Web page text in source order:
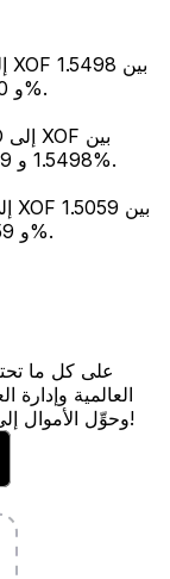
و 1.5620. كان المتوسط 1.5543 مع تقلبات 0.31%.
1.5498 و 1.5759. كان المتوسط 1.5642 مع تقلبات 0.25%.
و 1.5759. كان المتوسط 1.5486 مع تقلبات 0.26%.
العالمية
وحوِّل الأموال إلى الخارج بدون رسوم خفية. قم بالتحميل اليوم!